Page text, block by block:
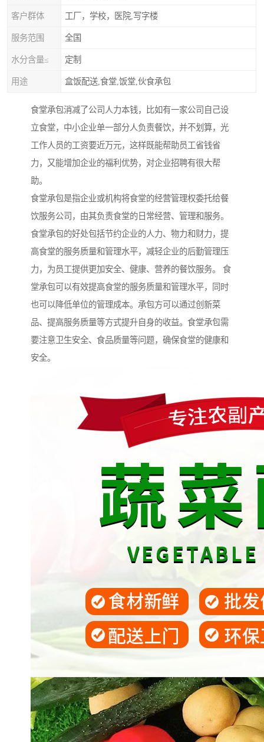
客户群体 工厂，学校，医院,写字楼
服务范围 全国
水分含量≤ 定制
用途 盒饭配送,食堂,饭堂,伙食承包
食堂承包消减了公司人力本钱，比如有一家公司自己设
立食堂，中小企业单一部分人负责餐饮，并不划算，光
工作人员的工资要近万元，这样既能帮助员工省钱省
力，又能增加企业的福利优势，对企业招聘有很大帮
助。
食堂承包是指企业或机构将食堂的经营管理权委托给餐
饮服务公司，由其负责食堂的日常经营、管理和服务。
食堂承包的好处包括节约企业的人力、物力和财力，提
高食堂的服务质量和管理水平，减轻企业的后勤管理压
力，为员工提供更加安全、健康、营养的餐饮服务。 食
堂承包可以有效提高食堂的服务质量和管理水平，同时
也可以降低单位的管理成本。承包方可以通过创新菜
品、提高服务质量等方式提升自身的收益。食堂承包需
要注意卫生安全、食品质量等问题，确保食堂的健康和
安全。